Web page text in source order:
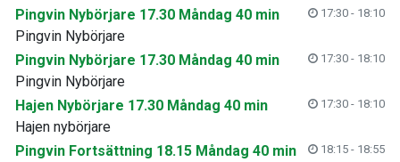
Pingvin Nybörjare 17.30 Måndag 40 min
17:30 - 18:10
Pingvin Nybörjare
Pingvin Nybörjare 17.30 Måndag 40 min
17:30 - 18:10
Pingvin Nybörjare
Hajen Nybörjare 17.30 Måndag 40 min
17:30 - 18:10
Hajen nybörjare
Pingvin Fortsättning 18.15 Måndag 40 min
18:15 - 18:55